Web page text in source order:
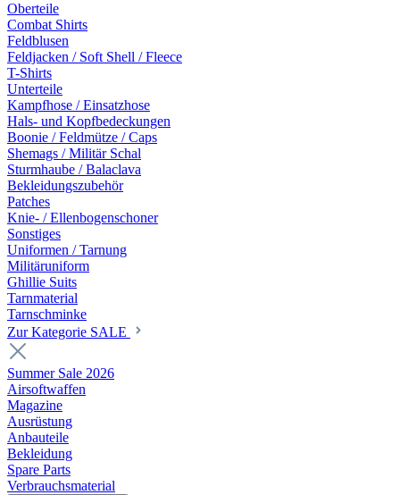
Oberteile
Combat Shirts
Feldblusen
Feldjacken / Soft Shell / Fleece
T-Shirts
Unterteile
Kampfhose / Einsatzhose
Hals- und Kopfbedeckungen
Boonie / Feldmütze / Caps
Shemags / Militär Schal
Sturmhaube / Balaclava
Bekleidungszubehör
Patches
Knie- / Ellenbogenschoner
Sonstiges
Uniformen / Tarnung
Militäruniform
Ghillie Suits
Tarnmaterial
Tarnschminke
Zur Kategorie SALE
Summer Sale 2026
Airsoftwaffen
Magazine
Ausrüstung
Anbauteile
Bekleidung
Spare Parts
Verbrauchsmaterial